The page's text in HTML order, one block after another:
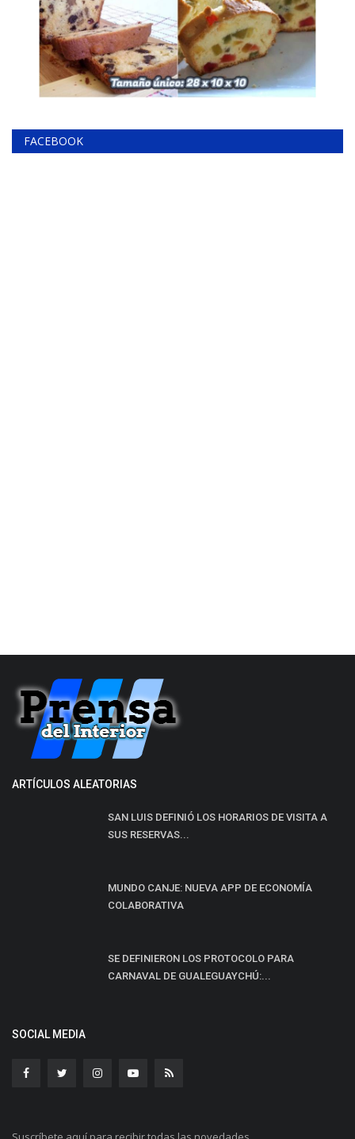
FACEBOOK
ARTÍCULOS ALEATORIAS
SAN LUIS DEFINIÓ LOS HORARIOS DE VISITA A
SUS RESERVAS...
MUNDO CANJE: NUEVA APP DE ECONOMÍA
COLABORATIVA
SE DEFINIERON LOS PROTOCOLO PARA
CARNAVAL DE GUALEGUAYCHÚ:...
SOCIAL MEDIA